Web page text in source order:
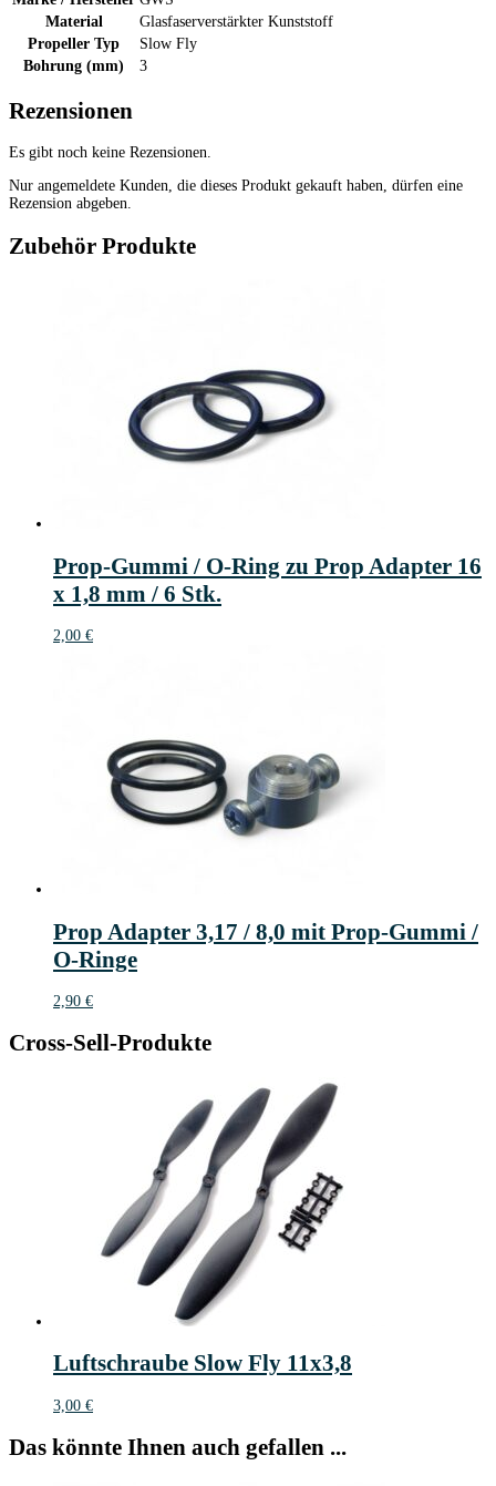
Material
Glasfaserverstärkter Kunststoff
Propeller Typ
Slow Fly
Bohrung (mm)
3
Rezensionen
Es gibt noch keine Rezensionen.
Nur angemeldete Kunden, die dieses Produkt gekauft haben, dürfen eine
Rezension abgeben.
Zubehör Produkte
Prop-Gummi / O-Ring zu Prop Adapter 16
x 1,8 mm / 6 Stk.
2,00 €
Prop Adapter 3,17 / 8,0 mit Prop-Gummi /
O-Ringe
2,90 €
Cross-Sell-Produkte
Luftschraube Slow Fly 11x3,8
3,00 €
Das könnte Ihnen auch gefallen ...